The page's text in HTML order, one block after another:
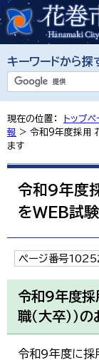
キーワードから探
現在の位置： トップペ
報 > 令和9年度採用
ます
令和9年度
をWEB試
ページ番号
令和9年度採
職（大卒））
令和9年度に採